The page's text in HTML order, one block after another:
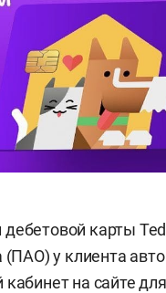
карты
(ПАО) у клиента
кабинет на сайте